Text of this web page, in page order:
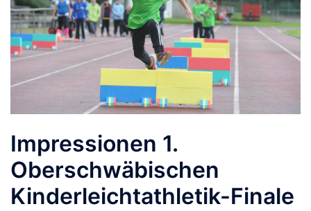
Impressionen 1.
Oberschwäbischen
Kinderleichtathletik-Finale